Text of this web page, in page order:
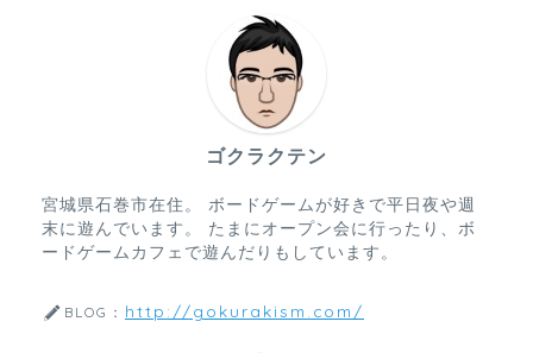
ゴクラクテン
宮城県石巻市在住。 ボードゲームが好きで平日夜や週
末に遊んでいます。 たまにオープン会に行ったり、ボ
ードゲームカフェで遊んだりもしています。
BLOG： http://gokurakism.com/